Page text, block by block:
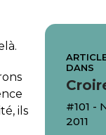
ils
DANS
#101 -
2011